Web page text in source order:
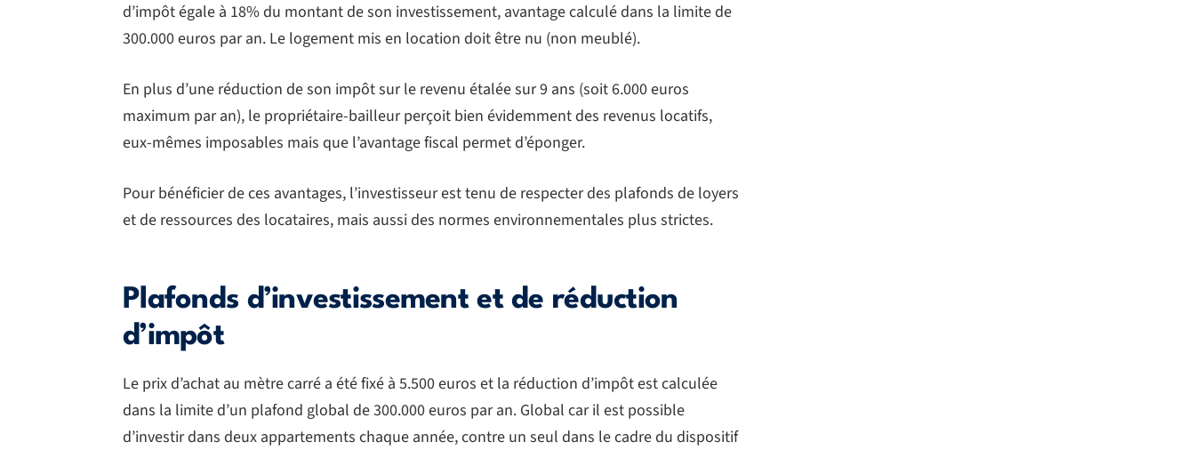
d’impôt égale à 18% du montant de son investissement, avantage calculé dans la limite de
300.000 euros par an. Le logement mis en location doit être nu (non meublé).
En plus d’une réduction de son impôt sur le revenu étalée sur 9 ans (soit 6.000 euros
maximum par an), le propriétaire-bailleur perçoit bien évidemment des revenus locatifs,
eux-mêmes imposables mais que l’avantage fiscal permet d’éponger.
Pour bénéficier de ces avantages, l’investisseur est tenu de respecter des plafonds de loyers
et de ressources des locataires, mais aussi des normes environnementales plus strictes.
Plafonds d’investissement et de réduction
d’impôt
Le prix d’achat au mètre carré a été fixé à 5.500 euros et la réduction d’impôt est calculée
dans la limite d’un plafond global de 300.000 euros par an. Global car il est possible
d’investir dans deux appartements chaque année, contre un seul dans le cadre du dispositif